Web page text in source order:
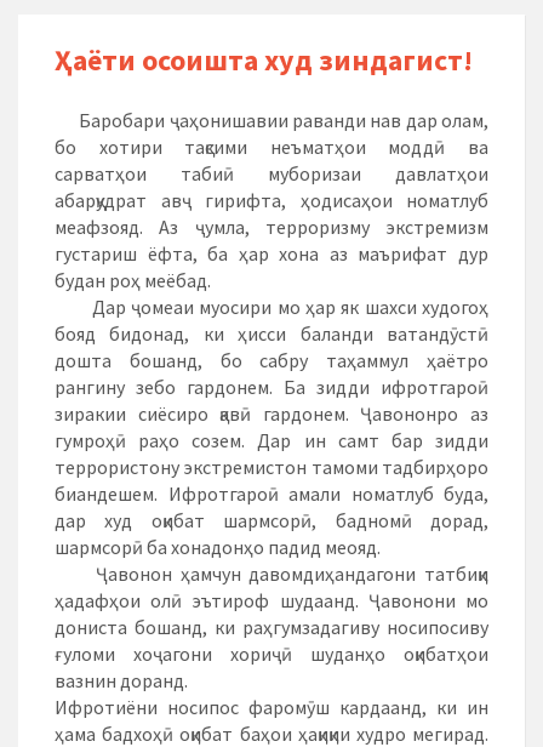
Ҳаёти осоишта худ зиндагист!
Баробари ҷаҳонишавии раванди нав дар олам,
бо хотири тақсими неъматҳои моддӣ ва
сарватҳои табиӣ муборизаи давлатҳои
абарқудрат авҷ гирифта, ҳодисаҳои номатлуб
меафзояд. Аз ҷумла, терроризму экстремизм
густариш ёфта, ба ҳар хона аз маърифат дур
будан роҳ меёбад.
Дар ҷомеаи муосири мо ҳар як шахси худогоҳ
бояд бидонад, ки ҳисси баланди ватандӯстӣ
дошта бошанд, бо сабру таҳаммул ҳаётро
рангину зебо гардонем. Ба зидди ифротгароӣ
зиракии сиёсиро қавӣ гардонем. Ҷавононро аз
гумроҳӣ раҳо созем. Дар ин самт бар зидди
террористону экстремистон тамоми тадбирҳоро
биандешем. Ифротгароӣ амали номатлуб буда,
дар худ оқибат шармсорӣ, бадномӣ дорад,
шармсорӣ ба хонадонҳо падид меояд.
Ҷавонон ҳамчун давомдиҳандагони татбиқи
ҳадафҳои олӣ эътироф шудаанд. Ҷавонони мо
дониста бошанд, ки раҳгумзадагиву носипосиву
ғуломи хоҷагони хориҷӣ шуданҳо оқибатҳои
вазнин доранд.
Ифротиёни носипос фаромӯш кардаанд, ки ин
ҳама бадхоҳӣ оқибат баҳои ҳақиқии худро мегирад.